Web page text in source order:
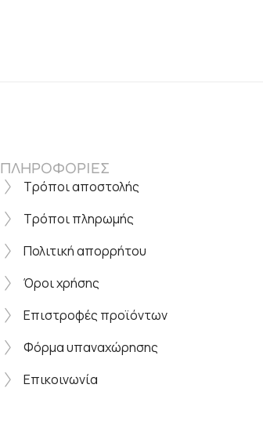
ΠΛΗΡΟΦΟΡΙΕΣ
Τρόποι αποστολής
Τρόποι πληρωμής
Πολιτική απορρήτου
Όροι χρήσης
Επιστροφές προϊόντων
Φόρμα υπαναχώρησης
Επικοινωνία